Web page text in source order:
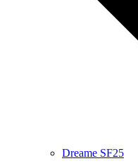
Dreame SF25